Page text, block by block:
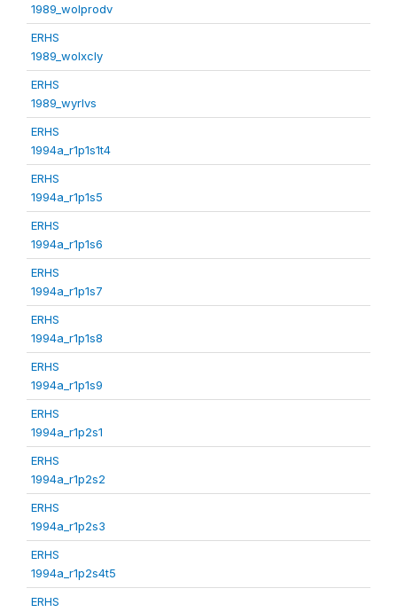
1989_wolprodv
ERHS
1989_wolxcly
ERHS
1989_wyrlvs
ERHS
1994a_r1p1s1t4
ERHS
1994a_r1p1s5
ERHS
1994a_r1p1s6
ERHS
1994a_r1p1s7
ERHS
1994a_r1p1s8
ERHS
1994a_r1p1s9
ERHS
1994a_r1p2s1
ERHS
1994a_r1p2s2
ERHS
1994a_r1p2s3
ERHS
1994a_r1p2s4t5
ERHS